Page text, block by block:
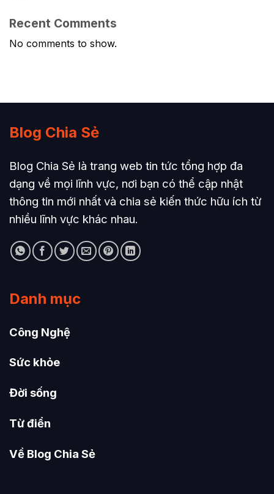
Recent Comments
No comments to show.
Blog Chia Sẻ
Blog Chia Sẻ là trang web tin tức tổng hợp đa
dạng về mọi lĩnh vực, nơi bạn có thể cập nhật
thông tin mới nhất và chia sẻ kiến thức hữu ích từ
nhiều lĩnh vực khác nhau.
Danh mục
Công Nghệ
Sức khỏe
Đời sống
Từ điển
Về Blog Chia Sẻ